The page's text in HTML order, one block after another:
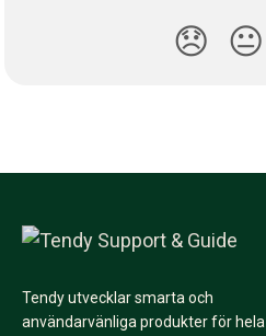
😞 😐
Tendy utvecklar smarta och
användarvänliga produkter för hela